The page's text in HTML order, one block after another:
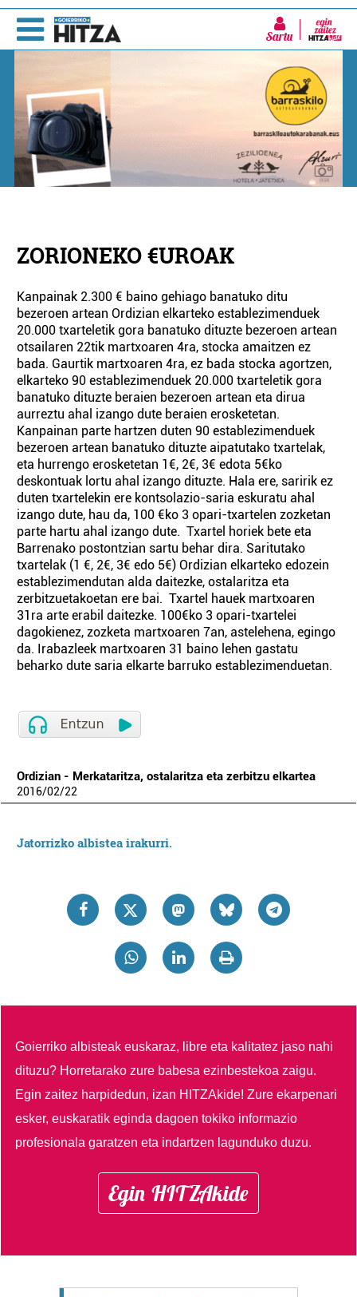
Sartu
ZORIONEKO €UROAK
Kanpainak 2.300 € baino gehiago banatuko ditu
bezeroen artean Ordizian elkarteko establezimenduek
20.000 txarteletik gora banatuko dituzte bezeroen artean
otsailaren 22tik martxoaren 4ra, stocka amaitzen ez
bada. Gaurtik martxoaren 4ra, ez bada stocka agortzen,
elkarteko 90 establezimenduek 20.000 txarteletik gora
banatuko dituzte beraien bezeroen artean eta dirua
aurreztu ahal izango dute beraien erosketetan.
Kanpainan parte hartzen duten 90 establezimenduek
bezeroen artean banatuko dituzte aipatutako txartelak,
eta hurrengo erosketetan 1€, 2€, 3€ edota 5€ko
deskontuak lortu ahal izango dituzte. Hala ere, saririk ez
duten txartelekin ere kontsolazio-saria eskuratu ahal
izango dute, hau da, 100 €ko 3 opari-txartelen zozketan
parte hartu ahal izango dute. Txartel horiek bete eta
Barrenako postontzian sartu behar dira. Saritutako
txartelak (1 €, 2€, 3€ edo 5€) Ordizian elkarteko edozein
establezimendutan alda daitezke, ostalaritza eta
zerbitzuetakoetan ere bai. Txartel hauek martxoaren
31ra arte erabil daitezke. 100€ko 3 opari-txartelei
dagokienez, zozketa martxoaren 7an, astelehena, egingo
da. Irabazleek martxoaren 31 baino lehen gastatu
beharko dute saria elkarte barruko establezimenduetan.
Ordizian - Merkataritza, ostalaritza eta zerbitzu elkartea
2016/02/22
Jatorrizko albistea irakurri.
Goierriko albisteak euskaraz, libre eta kalitatez jaso nahi
dituzu? Horretarako zure babesa ezinbestekoa zaigu.
Egin zaitez harpidedun, izan HITZAkide!Zure ekarpenari
esker, euskaratik eginda dagoen tokiko informazio
profesionala garatzen eta indartzen lagunduko duzu.
Egin HITZAkide